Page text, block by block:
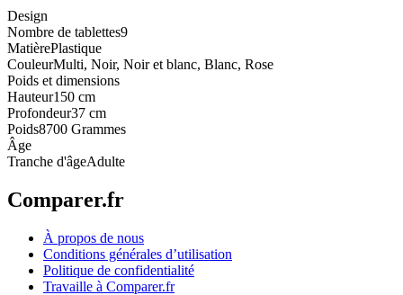
Design
Nombre de tablettes9
MatièrePlastique
CouleurMulti, Noir, Noir et blanc, Blanc, Rose
Poids et dimensions
Hauteur150 cm
Profondeur37 cm
Poids8700 Grammes
Âge
Tranche d'âgeAdulte
Comparer.fr
À propos de nous
Conditions générales d’utilisation
Politique de confidentialité
Travaille à Comparer.fr